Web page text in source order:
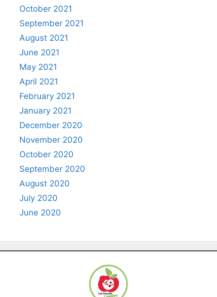
October 2021
September 2021
August 2021
June 2021
May 2021
April 2021
February 2021
January 2021
December 2020
November 2020
October 2020
September 2020
August 2020
July 2020
June 2020